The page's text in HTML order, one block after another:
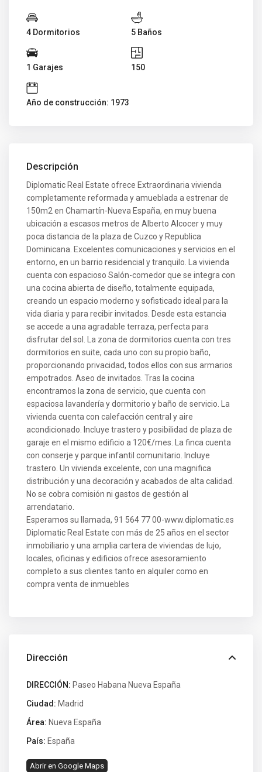
4 Dormitorios 5 Baños
1 Garajes 150
Año de construcción: 1973
Descripción
Diplomatic Real Estate ofrece Extraordinaria vivienda
completamente reformada y amueblada a estrenar de
150m2 en Chamartín-Nueva España, en muy buena
ubicación a escasos metros de Alberto Alcocer y muy
poca distancia de la plaza de Cuzco y Republica
Dominicana. Excelentes comunicaciones y servicios en el
entorno, en un barrio residencial y tranquilo. La vivienda
cuenta con espacioso Salón-comedor que se integra con
una cocina abierta de diseño, totalmente equipada,
creando un espacio moderno y sofisticado ideal para la
vida diaria y para recibir invitados. Desde esta estancia
se accede a una agradable terraza, perfecta para
disfrutar del sol. La zona de dormitorios cuenta con tres
dormitorios en suite, cada uno con su propio baño,
proporcionando privacidad, todos ellos con sus armarios
empotrados. Aseo de invitados. Tras la cocina
encontramos la zona de servicio, que cuenta con
espaciosa lavandería y dormitorio y baño de servicio. La
vivienda cuenta con calefacción central y aire
acondicionado. Incluye trastero y posibilidad de plaza de
garaje en el mismo edificio a 120€/mes. La finca cuenta
con conserje y parque infantil comunitario. Incluye
trastero. Un vivienda excelente, con una magnifica
distribución y una decoración y acabados de alta calidad.
No se cobra comisión ni gastos de gestión al
arrendatario.
Esperamos su llamada, 91 564 77 00-www.diplomatic.es
Diplomatic Real Estate con más de 25 años en el sector
inmobiliario y una amplia cartera de viviendas de lujo,
locales, oficinas y edificios ofrece asesoramiento
completo a sus clientes tanto en alquiler como en
compra venta de inmuebles
Dirección
DIRECCIÓN: Paseo Habana Nueva España
Ciudad: Madrid
Área: Nueva España
País: España
Abrir en Google Maps